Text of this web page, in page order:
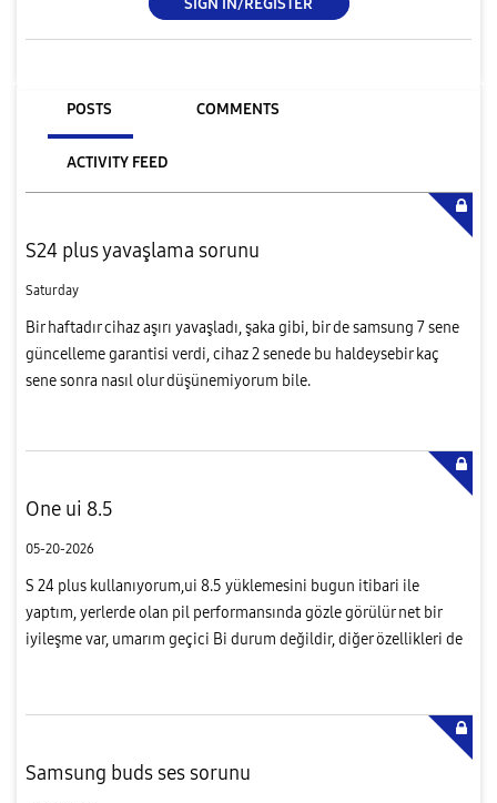
POSTS COMMENTS
ACTIVITY FEED
S24 plus yavaşlama sorunu
Saturday
Bir haftadır cihaz aşırı yavaşladı, şaka gibi, bir de samsung 7 sene
güncelleme garantisi verdi, cihaz 2 senede bu haldeysebir kaç
sene sonra nasıl olur düşünemiyorum bile.
One ui 8.5
05-20-2026
S 24 plus kullanıyorum,ui 8.5 yüklemesini bugun itibari ile
yaptım, yerlerde olan pil performansında gözle görülür net bir
iyileşme var, umarım geçici Bi durum değildir, diğer özellikleri de
Samsung buds ses sorunu